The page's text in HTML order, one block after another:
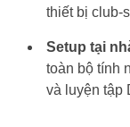
thiết bị club-
Setup tại
toàn bộ tính
và luyện tập